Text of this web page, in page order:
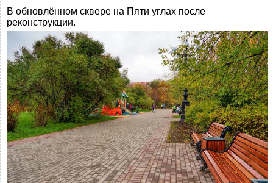
В обновлённом сквере на Пяти углах после
реконструкции.